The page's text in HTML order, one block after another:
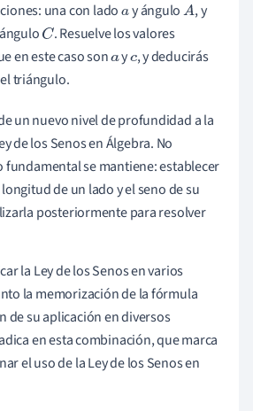
una con ladoay ánguloA , y
C . Resuelve los valores
en este caso sonayc, y deducirás
triángulo.
un nuevo nivel de profundidad a la
de los Senos en Álgebra. No
se mantiene: establecer
de un lado y el seno de su
posteriormente para resolver
la Ley de los Senos en varios
la memorización de la fórmula
de su aplicación en diversos
en esta combinación, que marca
el uso de la Ley de los Senos en